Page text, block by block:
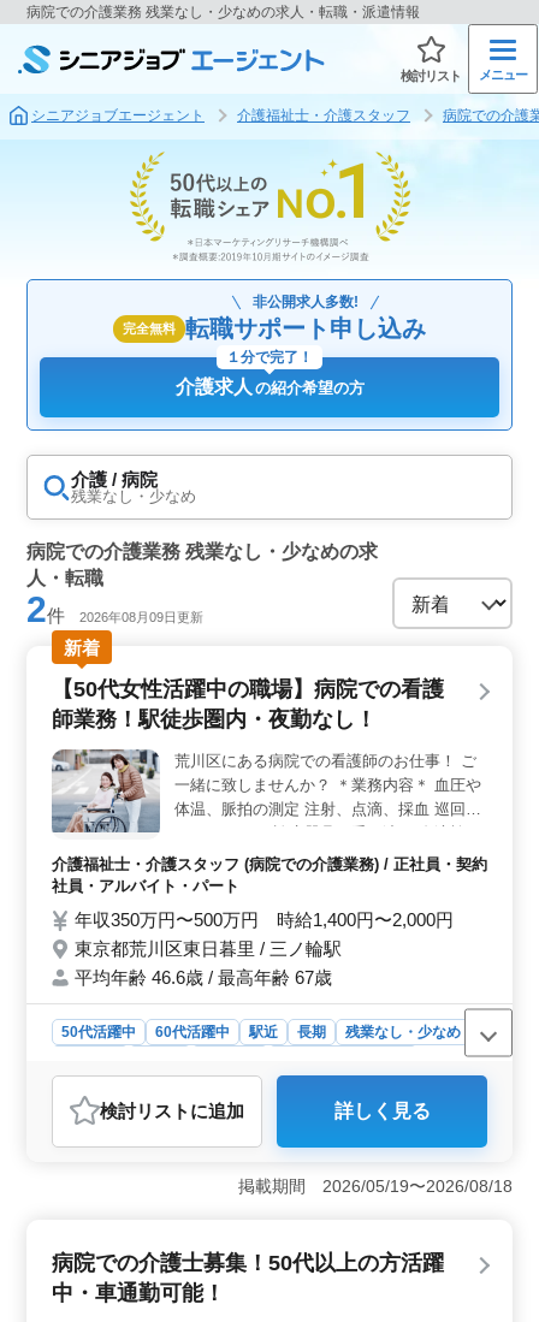
病院での介護業務 残業なし・少なめの求人・転職・派遣情報
検討リスト メニュー
シニアジョブエージェント 介護福祉士・介護スタッフ 病院での介護
完全無料
非公開求人多数!
転職サポート申し込み
介護求人 の紹介希望の方
１分で完了！
介護 / 病院
残業なし・少なめ
病院での介護業務 残業なし・少なめの求
人・転職
2件 2026年08月09日更新
新着
【50代女性活躍中の職場】病院での看護
師業務！駅徒歩圏内・夜勤なし！
荒川区にある病院での看護師のお仕事！ ご
一緒に致しませんか？ ＊業務内容＊ 血圧や
体温、脈拍の測定 注射、点滴、採血 巡回
査、尿検査 入院患者の体位交換 ガーゼ交換
投薬 カルテ整理、記録 ナースコール対応 等
代女性活躍中の職場 年齢ではなく経験のあ
る方歓迎致します！ 皆様のご応募お待ちし
ております！
介護福祉士・介護スタッフ (病院での介護業務) / 正社員・契約
社員・アルバイト・パート
年収350万円〜500万円 時給1,400円〜2,000円
東京都荒川区東日暮里 / 三ノ輪駅
平均年齢 46.6歳 / 最高年齢 67歳
50代活躍中 60代活躍中 駅近 長期
残業なし・少なめ
おすすめポイント
＜働きやすさ＞ この求人は、シニア世代にとって働き
やすい環境を提供しています。夜勤がなく、残業も少な
めなため、仕事とプライベートの両立がしやすく、健康
富な方を歓迎する病院での看護師のお仕事です。正看護
師もしくは准看護師免許が必要で、看護師実務経験5年以
検討リスト に追加 詳しく見る
掲載期間 2026/05/19〜2026/08/18
病院での介護士募集！50代以上の方活躍
中・車通勤可能！